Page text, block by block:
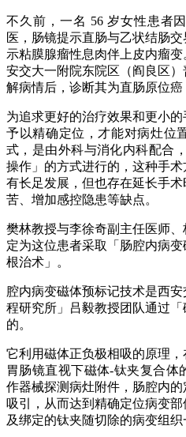
不久前，一名 56 岁女性患者
医，肠镜提示直肠与乙状结肠
示粘膜腺瘤性息肉伴上皮内瘤
安交大一附院东院区（阎良区
解病情后，诊断其为直肠原位癌
为追求更好的治疗效果和更小
予以精确定位，才能对病灶位
式，是由外科与消化内科配合
操作」的方式进行的，这种手
有长足发展，但也存在延长手
苦、增加感控隐患等缺点。
樊林教授与李徐奇副主任医师
定为这位患者采取「肠腔内病
根治术」。
腔内病变磁体预标记技术是西
程研究所」吕毅教授团队通过
的。
它利用磁体正负极相吸的原理
胃肠镜直视下磁体-钛夹复合体
作器械探测病灶附件，肠腔内
吸引，从而达到精确定位病变
及绑定的钛夹随切除的病变组织